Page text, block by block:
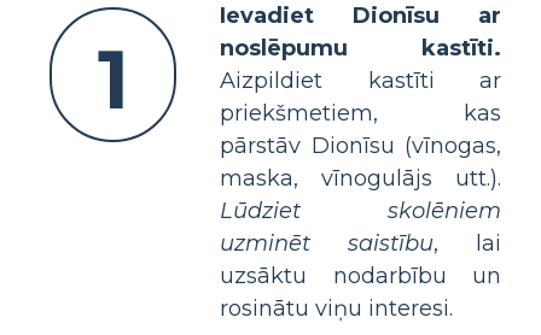
1
Ievadiet Dionīsu ar
noslēpumu kastīti.
Aizpildiet kastīti ar
priekšmetiem, kas
pārstāv Dionīsu (vīnogas,
maska, vīnogulājs utt.).
Lūdziet skolēniem
uzminēt saistību, lai
uzsāktu nodarbību un
rosinātu viņu interesi.